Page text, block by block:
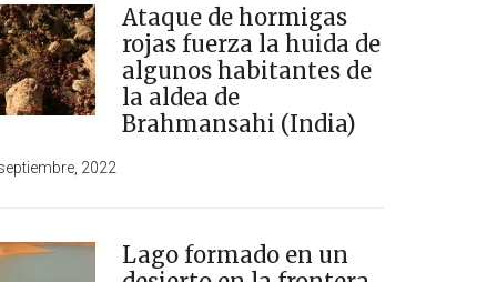
Ataque de hormigas
rojas fuerza la huida de
algunos habitantes de
la aldea de
Brahmansahi (India)
2022
Lago formado en un